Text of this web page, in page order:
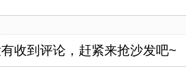
收到评论，赶紧来抢沙发吧~